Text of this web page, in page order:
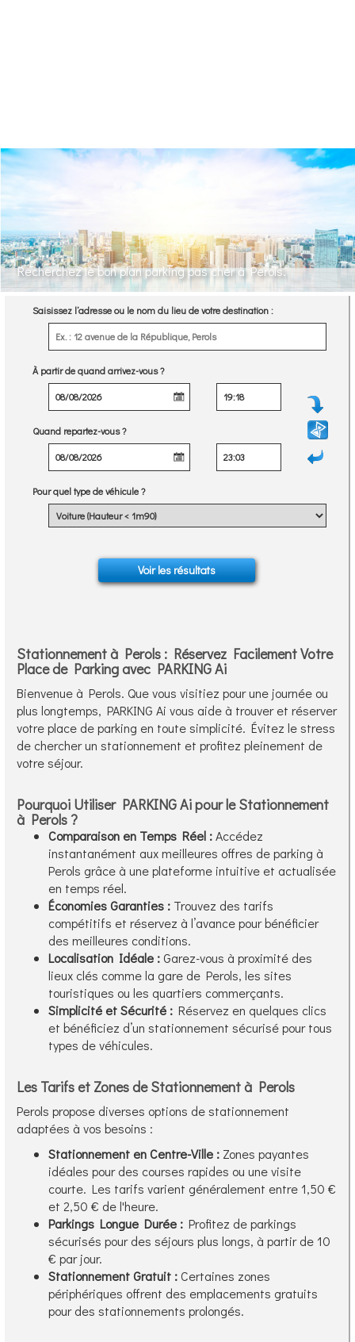
Recherchez le bon plan parking pas cher à Perols.
Saisissez l’adresse ou le nom du lieu de votre destination :
À partir de quand arrivez-vous ?
Quand repartez-vous ?
Pour quel type de véhicule ?
Stationnement à Perols : Réservez Facilement Votre
Place de Parking avec PARKING Ai
Bienvenue à Perols. Que vous visitiez pour une journée ou
plus longtemps, PARKING Ai vous aide à trouver et réserver
votre place de parking en toute simplicité. Évitez le stress
de chercher un stationnement et profitez pleinement de
votre séjour.
Pourquoi Utiliser PARKING Ai pour le Stationnement
à Perols ?
Comparaison en Temps Réel :Accédez
instantanément aux meilleures offres de parking à
Perols grâce à une plateforme intuitive et actualisée
en temps réel.
Économies Garanties : Trouvez des tarifs
compétitifs et réservez à l’avance pour bénéficier
des meilleures conditions.
Localisation Idéale :Garez-vous à proximité des
lieux clés comme la gare de Perols, les sites
touristiques ou les quartiers commerçants.
Simplicité et Sécurité : Réservez en quelques clics
et bénéficiez d’un stationnement sécurisé pour tous
types de véhicules.
Les Tarifs et Zones de Stationnement à Perols
Perols propose diverses options de stationnement
adaptées à vos besoins :
Stationnement en Centre-Ville : Zones payantes
idéales pour des courses rapides ou une visite
courte. Les tarifs varient généralement entre 1,50 €
et 2,50 € de l'heure.
Parkings Longue Durée : Profitez de parkings
sécurisés pour des séjours plus longs, à partir de 10
€ par jour.
Stationnement Gratuit :Certaines zones
périphériques offrent des emplacements gratuits
pour des stationnements prolongés.